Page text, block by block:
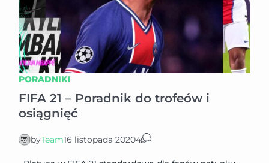
PORADNIKI
FIFA 21 – Poradnik do trofeów i
osiągnięć
byTeam16 listopada 20204